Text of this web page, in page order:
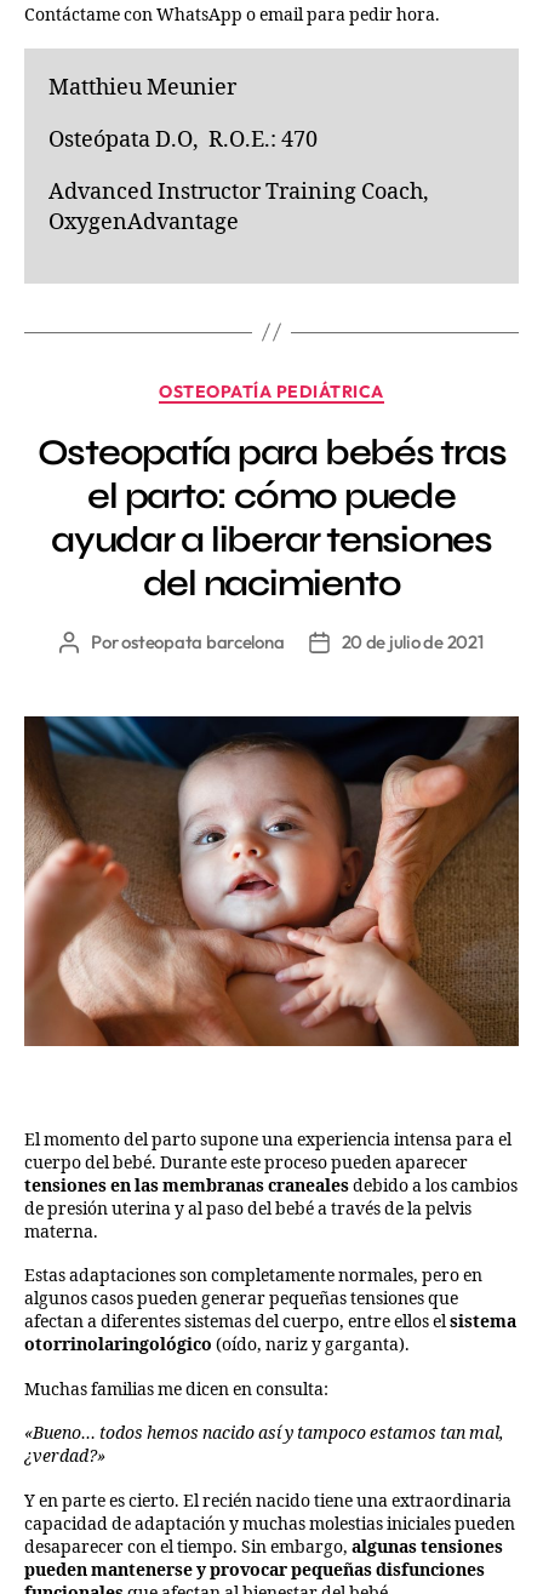
Contáctame con WhatsApp o email para pedir hora.
Matthieu Meunier
Osteópata D.O, R.O.E.: 470
Advanced Instructor Training Coach,
OxygenAdvantage
OSTEOPATÍA PEDIÁTRICA
Osteopatía para bebés tras
el parto: cómo puede
ayudar a liberar tensiones
del nacimiento
Porosteopata barcelona 20 de julio de 2021
El momento del parto supone una experiencia intensa para el
cuerpo del bebé. Durante este proceso pueden aparecer
tensiones en las membranas cranealesdebido a los cambios
de presión uterina y al paso del bebé a través de la pelvis
materna.
Estas adaptaciones son completamente normales, pero en
algunos casos pueden generar pequeñas tensiones que
afectan a diferentes sistemas del cuerpo, entre ellos elsistema
otorrinolaringológico (oído, nariz y garganta).
Muchas familias me dicen en consulta:
«Bueno… todos hemos nacido así y tampoco estamos tan mal,
¿verdad?»
Y en parte es cierto. El recién nacido tiene una extraordinaria
capacidad de adaptación y muchas molestias iniciales pueden
desaparecer con el tiempo. Sin embargo, algunas tensiones
pueden mantenerse y provocar pequeñas disfunciones